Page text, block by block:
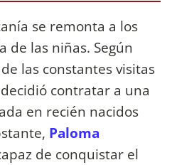
se remonta a los
de las niñas. Según
las constantes visitas
contratar a una
en recién nacidos
Paloma
de conquistar el